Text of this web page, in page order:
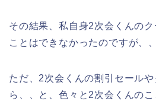
その結果、私自身2次会くんの
ことはできなかったのですが、、
ただ、2次会くんの割引セール
ら、、と、色々と2次会くんの